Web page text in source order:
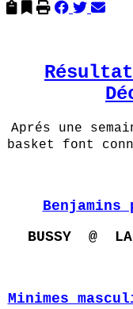
Aprés une
basket font
BUSSY @ LA
Minimes